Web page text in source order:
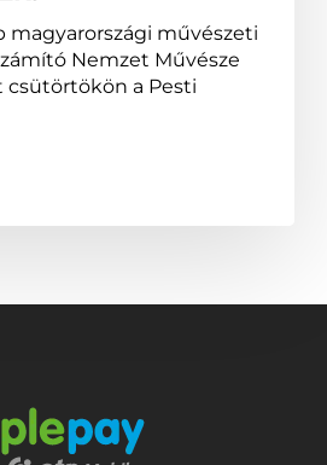
magyarországi művészeti
Nemzet Művésze
a Pesti